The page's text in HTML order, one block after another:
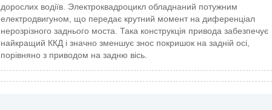
дорослих водіїв. Электроквадроцикл обладнаний потужним
електродвигуном, що передає крутний момент на диференціал
нерозрізного заднього моста. Така конструкція привода забезпечує
найкращий ККД і значно зменшує знос покришок на задній осі,
порівняно з приводом на задню вісь.